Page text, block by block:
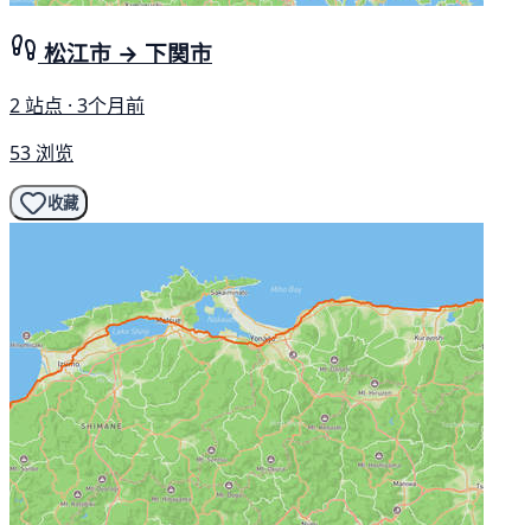
松江市 → 下関市
2 站点 · 3个月前
53 浏览
收藏